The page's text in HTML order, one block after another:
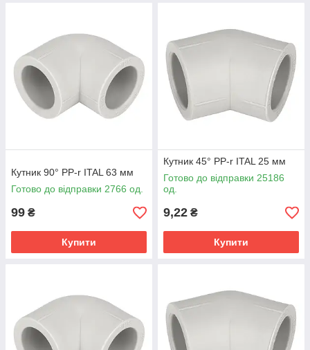
Кутник 90° PP-r ITAL 63 мм
Готово до відправки 2766 од.
99 ₴
Купити
Кутник 45° PP-r ITAL 25 мм
Готово до відправки 25186
од.
9,22 ₴
Купити